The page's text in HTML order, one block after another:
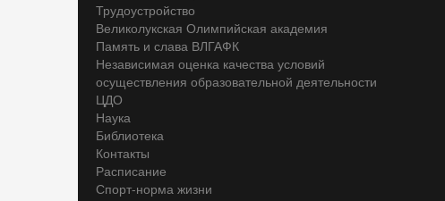
Трудоустройство
Великолукская Олимпийская академия
Память и слава ВЛГАФК
Независимая оценка качества условий
осуществления образовательной деятельности
ЦДО
Наука
Библиотека
Контакты
Расписание
Спорт-норма жизни